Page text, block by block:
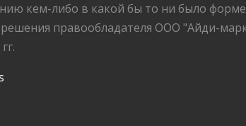
кем-либо в какой бы то ни было
правообладателя ООО "Айди-